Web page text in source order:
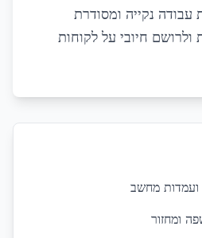
עבודה נקייה ומסודרת
ולרושם חיובי על לקוחות
ועמדות מחשב
ומחזור